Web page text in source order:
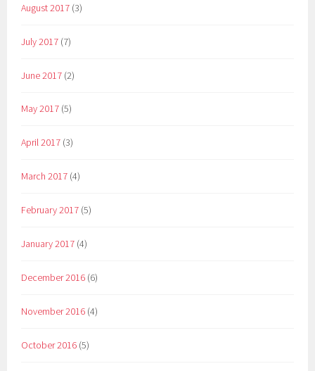
August 2017 (3)
July 2017 (7)
June 2017 (2)
May 2017 (5)
April 2017 (3)
March 2017 (4)
February 2017 (5)
January 2017 (4)
December 2016 (6)
November 2016 (4)
October 2016 (5)